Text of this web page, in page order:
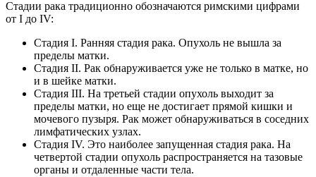
Стадии рака традиционно обозначаются римскими цифрами
от I до IV:
Стадия I. Ранняя стадия рака. Опухоль не вышла за
пределы матки.
Стадия II. Рак обнаруживается уже не только в матке, но
и в шейке матки.
Стадия III. На третьей стадии опухоль выходит за
пределы матки, но еще не достигает прямой кишки и
мочевого пузыря. Рак может обнаруживаться в соседних
лимфатических узлах.
Стадия IV. Это наиболее запущенная стадия рака. На
четвертой стадии опухоль распространяется на тазовые
органы и отдаленные части тела.